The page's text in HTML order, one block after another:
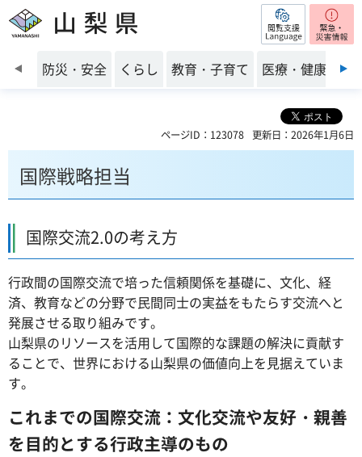
山梨県 閲覧支援
前のスライドを表示
防災・安全 くらし 教育・子育て 医療・健康・福
ページID：123078 更新日：2026年1月6日
国際戦略担当
国際交流2.0の考え方
行政間の国際交流で培った信頼関係を基礎に、文化、経
済、教育などの分野で民間同士の実益をもたらす交流へと
発展させる取り組みです。
山梨県のリソースを活用して国際的な課題の解決に貢献す
ることで、世界における山梨県の価値向上を見据えていま
す。
これまでの国際交流：文化交流や友好・親善
を目的とする行政主導のもの